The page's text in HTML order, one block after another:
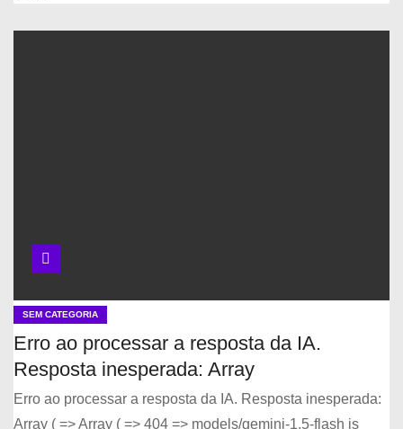
SEM CATEGORIA
Erro ao processar a resposta da IA.
Resposta inesperada: Array
Erro ao processar a resposta da IA. Resposta inesperada:
Array ( => Array ( => 404 => models/gemini-1.5-flash is